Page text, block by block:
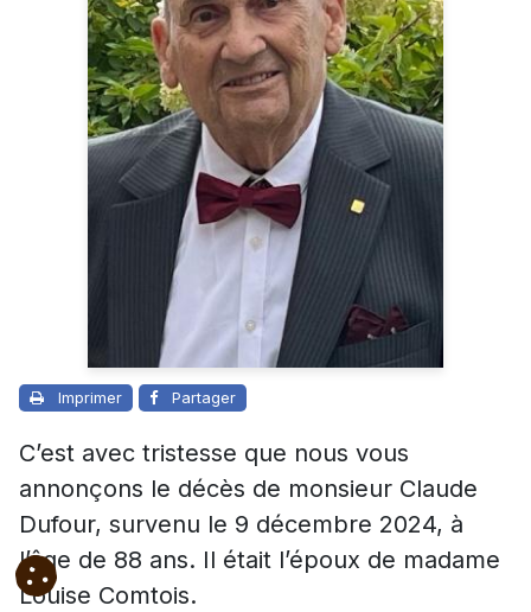
Imprimer Partager
C’est avec tristesse que nous vous
annonçons le décès de monsieur Claude
Dufour, survenu le 9 décembre 2024, à
l’âge de 88 ans. Il était l’époux de madame
Louise Comtois.